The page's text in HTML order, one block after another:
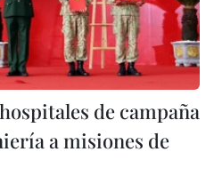
de campaña
a misiones de